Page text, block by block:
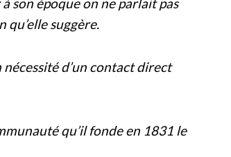
suggère.
d’un contact direct
qu’il fonde en 1831 le